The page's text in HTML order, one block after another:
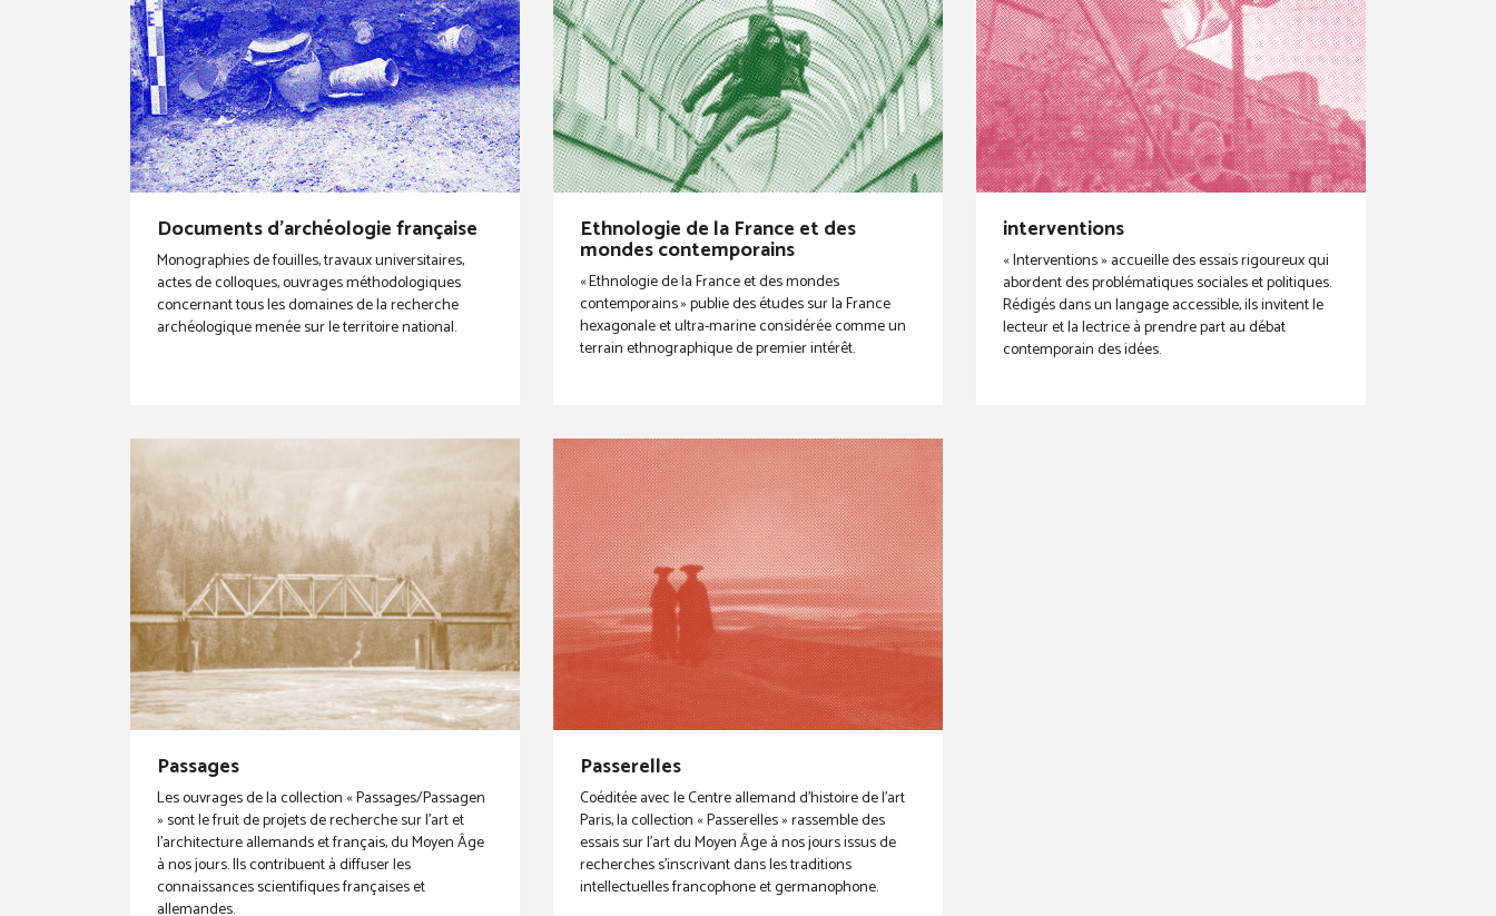
Documents d'archéologie française
Monographies de fouilles, travaux universitaires,
actes de colloques, ouvrages méthodologiques
concernant tous les domaines de la recherche
archéologique menée sur le territoire national.
Ethnologie de la France et des
mondes contemporains
« Ethnologie de la France et des mondes
contemporains » publie des études sur la France
hexagonale et ultra-marine considérée comme un
terrain ethnographique de premier intérêt.
interventions
« Interventions » accueille des essais rigoureux qui
abordent des problématiques sociales et politiques.
Rédigés dans un langage accessible, ils invitent le
lecteur et la lectrice à prendre part au débat
contemporain des idées.
Passages
Les ouvrages de la collection « Passages/Passagen
» sont le fruit de projets de recherche sur l’art et
l’architecture allemands et français, du Moyen Âge
à nos jours. Ils contribuent à diffuser les
connaissances scientifiques françaises et
allemandes.
Passerelles
Coéditée avec le Centre allemand d’histoire de l’art
Paris, la collection « Passerelles » rassemble des
essais sur l’art du Moyen Âge à nos jours issus de
recherches s’inscrivant dans les traditions
intellectuelles francophone et germanophone.